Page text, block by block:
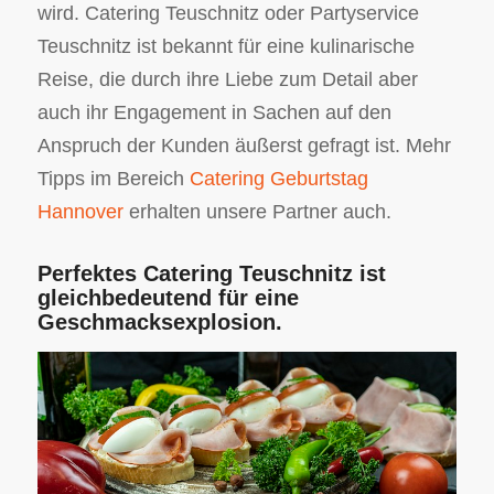
wird. Catering Teuschnitz oder Partyservice
Teuschnitz ist bekannt für eine kulinarische
Reise, die durch ihre Liebe zum Detail aber
auch ihr Engagement in Sachen auf den
Anspruch der Kunden äußerst gefragt ist. Mehr
Tipps im Bereich Catering Geburtstag
Hannovererhalten unsere Partner auch.
Perfektes Catering Teuschnitz ist
gleichbedeutend für eine
Geschmacksexplosion.